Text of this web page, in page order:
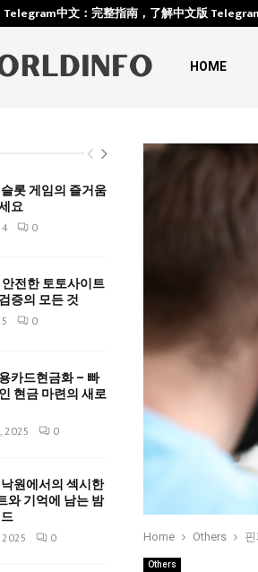
Telegram中文：完整指南，了解中文版
HOME
Home Others
Others
롯 게임의 즐거움
요
0
전한 토토사이트
증의 모든 것
0
카드현금화 – 빠
현금 마련의 새로
2025 0
원에서의 섹시한
와 기억에 남는 밤
2025 0